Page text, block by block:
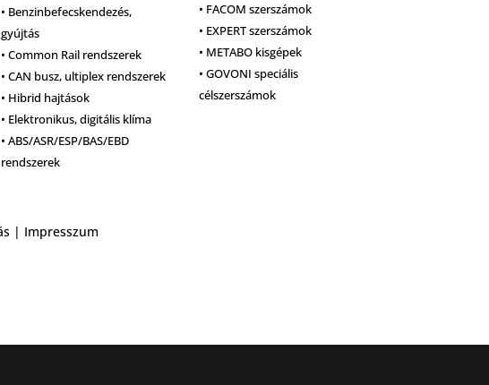
• Benzinbefecskendezés,
gyújtás
• Common Rail rendszerek
• CAN busz, ultiplex rendszerek
• Hibrid hajtások
• Elektronikus, digitális klíma
• ABS/ASR/ESP/BAS/EBD
rendszerek
• FACOM szerszámok
• EXPERT szerszámok
• METABO kisgépek
• GOVONI speciális
célszerszámok
| Impresszum